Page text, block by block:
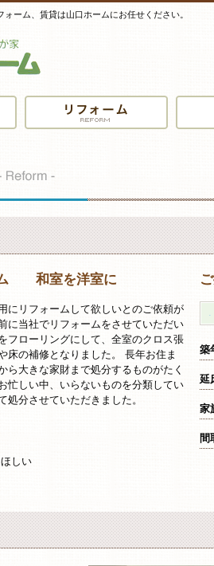
ーム、賃貸は山口ホームにお任せください。
ム 和室を洋室に
にリフォームして欲しいとのご依頼が
に当社でリフォームをさせていただい
フローリングにして、全室のクロス張
床の補修となりました。 長年お住ま
ら大きな家財まで処分するものがたく
忙しい中、いらないものを分類してい
処分させていただきました。
しい
築
延
家
間